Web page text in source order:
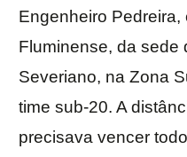
Engenheiro
Fluminense, da sede
Severiano, na Zona
time sub-20. A
precisava vencer